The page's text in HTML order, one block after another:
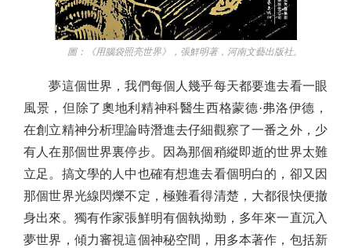
圖：《用腦袋照亮世界》，張鮮明著，河南文藝出版社。
夢這個世界，我們每個人幾乎每天都要進去看一眼
風景，但除了奧地利精神科醫生西格蒙德·弗洛伊德，
在創立精神分析理論時潛進去仔細觀察了一番之外，少
有人在那個世界裏停步。因為那個稍縱即逝的世界太難
立足。搞文學的人中也確有想進去看個明白的，卻又因
那個世界光線閃爍不定，極難看得清楚，大都很快便撤
身出來。獨有作家張鮮明有個執拗勁，多年來一直沉入
夢世界，傾力審視這個神秘空間，用多本著作，包括新